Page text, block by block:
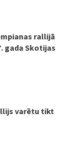
rallijā
gada Skotijas
varētu tikt